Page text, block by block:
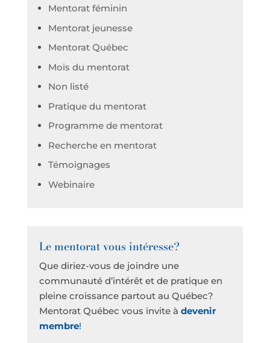
Mentorat féminin
Mentorat jeunesse
Mentorat Québec
Mois du mentorat
Non listé
Pratique du mentorat
Programme de mentorat
Recherche en mentorat
Témoignages
Webinaire
Le mentorat vous intéresse?
Que diriez-vous de joindre une
communauté d’intérêt et de pratique en
pleine croissance partout au Québec?
Mentorat Québec vous invite à devenir
membre!